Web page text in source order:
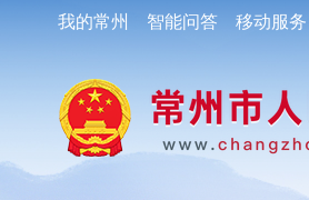
我的常州 智能问答 移动服务